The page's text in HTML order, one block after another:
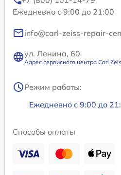
Ежедневно с 9:00 до 21:00
info@carl-zeiss-repair-
ул. Ленина, 60
Адрес сервисного центра Carl
Режим работы:
Ежедневно с 9:00 до
Способы оплаты